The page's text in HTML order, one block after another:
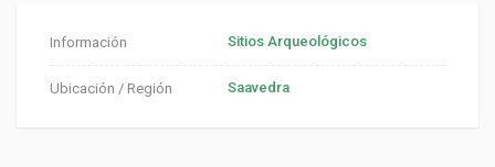
Información Sitios Arqueológicos
Ubicación / Región Saavedra